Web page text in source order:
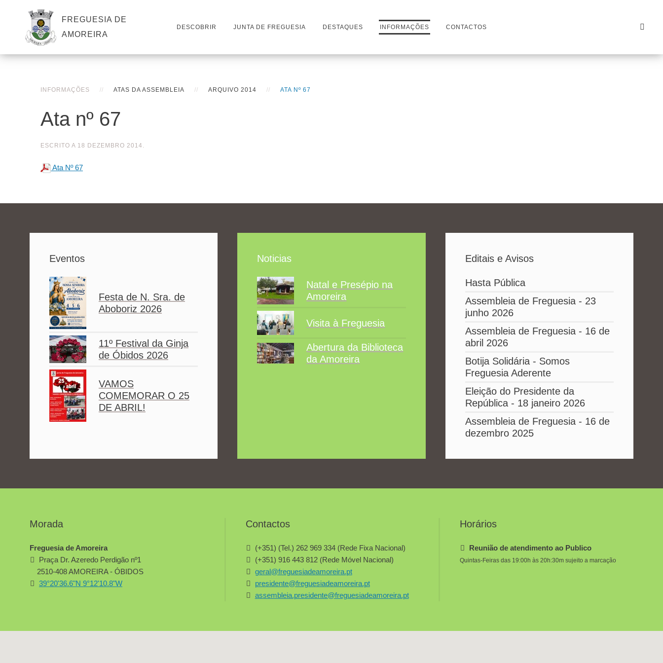
FREGUESIA DE
AMOREIRA
DESCOBRIR JUNTA DE FREGUESIA DESTAQUES INFORMAÇÕES CONTACTOS
INFORMAÇÕES ATAS DA ASSEMBLEIA ARQUIVO 2014 ATA Nº 67
Ata nº 67
ESCRITO A 18 DEZEMBRO 2014 .
Ata Nº 67
Eventos
Festa de N. Sra. de
Aboboriz 2026
11º Festival da Ginja
de Óbidos 2026
VAMOS
COMEMORAR O 25
DE ABRIL!
Noticias
Natal e Presépio na
Amoreira
Visita à Freguesia
Abertura da Biblioteca
da Amoreira
Editais e Avisos
Hasta Pública
Assembleia de Freguesia - 23
junho 2026
Assembleia de Freguesia - 16 de
abril 2026
Botija Solidária - Somos
Freguesia Aderente
Eleição do Presidente da
República - 18 janeiro 2026
Assembleia de Freguesia - 16 de
dezembro 2025
Morada
Freguesia de Amoreira
Praça Dr. Azeredo Perdigão nº1
2510-408 AMOREIRA - ÓBIDOS
39°20'36.6"N 9°12'10.8"W
Contactos
(+351) (Tel.) 262 969 334 (Rede Fixa Nacional)
(+351) 916 443 812 (Rede Móvel Nacional)
geral@freguesiadeamoreira.pt
presidente@freguesiadeamoreira.pt
assembleia.presidente@freguesiadeamoreira.pt
Horários
Reunião de atendimento ao Publico
Quintas-Feiras das 19:00h às 20h:30m sujeito a marcação